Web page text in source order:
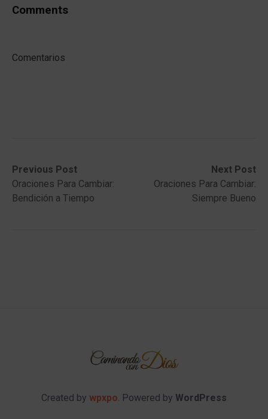
Comments
Comentarios
Post
navigation
Previous Post
Previous
post:Oraciones Para Cambiar:
Bendición a Tiempo
Next Post
Next
post:
Oraciones Para Cambiar:
Siempre Bueno
Created by wpxpo. Powered by WordPress